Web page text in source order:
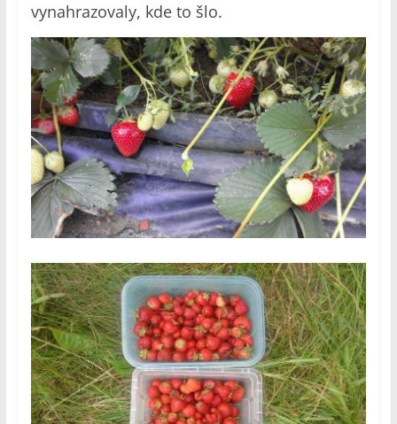
vynahrazovaly, kde to šlo.